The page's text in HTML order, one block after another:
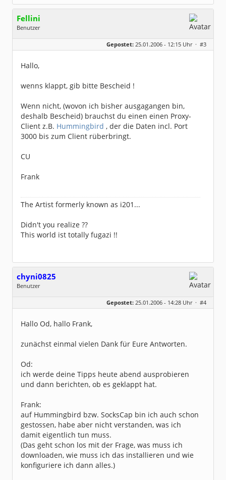
Fellini
Benutzer
Geschlecht:
keine Angabe
Im wunderschönen Ahrtal
Beiträge:
2077
Gepostet: 25.01.2006 - 12:15 Uhr · #3
Hallo,
wenns klappt, gib bitte Bescheid !
Wenn nicht, (wovon ich bisher ausgagangen bin,
deshalb Bescheid) brauchst du einen einen Proxy-
Client z.B. Hummingbird , der die Daten incl. Port
3000 bis zum Client rüberbringt.
CU
Frank
The Artist formerly known as i201...
Didn't you realize ??
This world ist totally fugazi !!
chyni0825
Benutzer
Beiträge:
5
Gepostet: 25.01.2006 - 14:28 Uhr · #4
Hallo Od, hallo Frank,
zunächst einmal vielen Dank für Eure Antworten.
Od:
ich werde deine Tipps heute abend ausprobieren
und dann berichten, ob es geklappt hat.
Frank:
auf Hummingbird bzw. SocksCap bin ich auch schon
gestossen, habe aber nicht verstanden, was ich
damit eigentlich tun muss.
(Das geht schon los mit der Frage, was muss ich
downloaden, wie muss ich das installieren und wie
konfiguriere ich dann alles.)